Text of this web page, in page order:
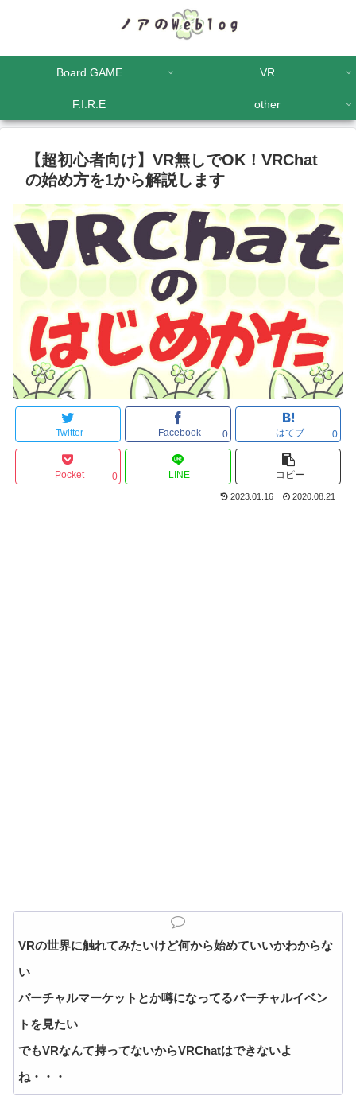
Board GAME VR
F.I.R.E other
【超初心者向け】VR無しでOK！VRChat
の始め方を1から解説します
Twitter Facebook 0 はてブ 0
Pocket 0 LINE コピー
2023.01.16 2020.08.21
VRの世界に触れてみたいけど何から始めていいかわからな
い
バーチャルマーケットとか噂になってるバーチャルイベン
トを見たい
でもVRなんて持ってないからVRChatはできないよ
ね・・・